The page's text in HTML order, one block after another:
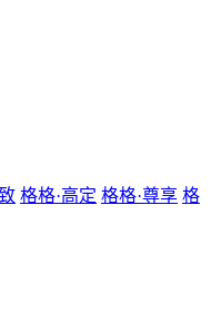
格格·高定 格格·尊享 格